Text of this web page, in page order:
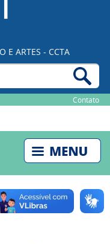
E ARTES - CCTA
Contato